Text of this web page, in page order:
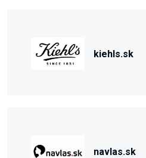
kiehls.sk
navlas.sk